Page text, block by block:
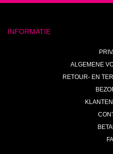
INFORMATIE
ALGEMENE
RETOUR- EN